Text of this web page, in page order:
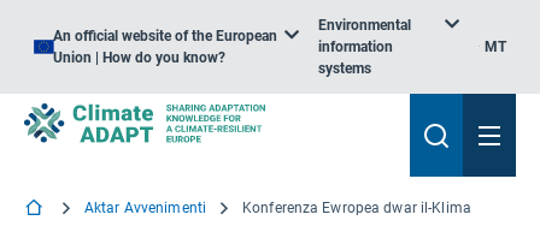
An official website of the European
Union | How do you know?
Environmental
information
systems
MT
Aktar Avvenimenti Konferenza Ewropea dwar il-Klima